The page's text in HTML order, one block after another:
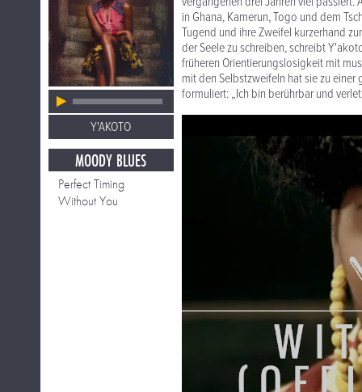
Y'AKOTO
MOODY BLUES
Perfect Timing
Without You
in Ghana, Kamerun, Togo und dem
Tugend und ihre Zweifel kurzerhand
der Seele zu schreiben, schreibt
früheren Orientierungslosigkeit mit
mit den Selbstzweifeln hat sie zu
formuliert: „Ich bin berührbar und